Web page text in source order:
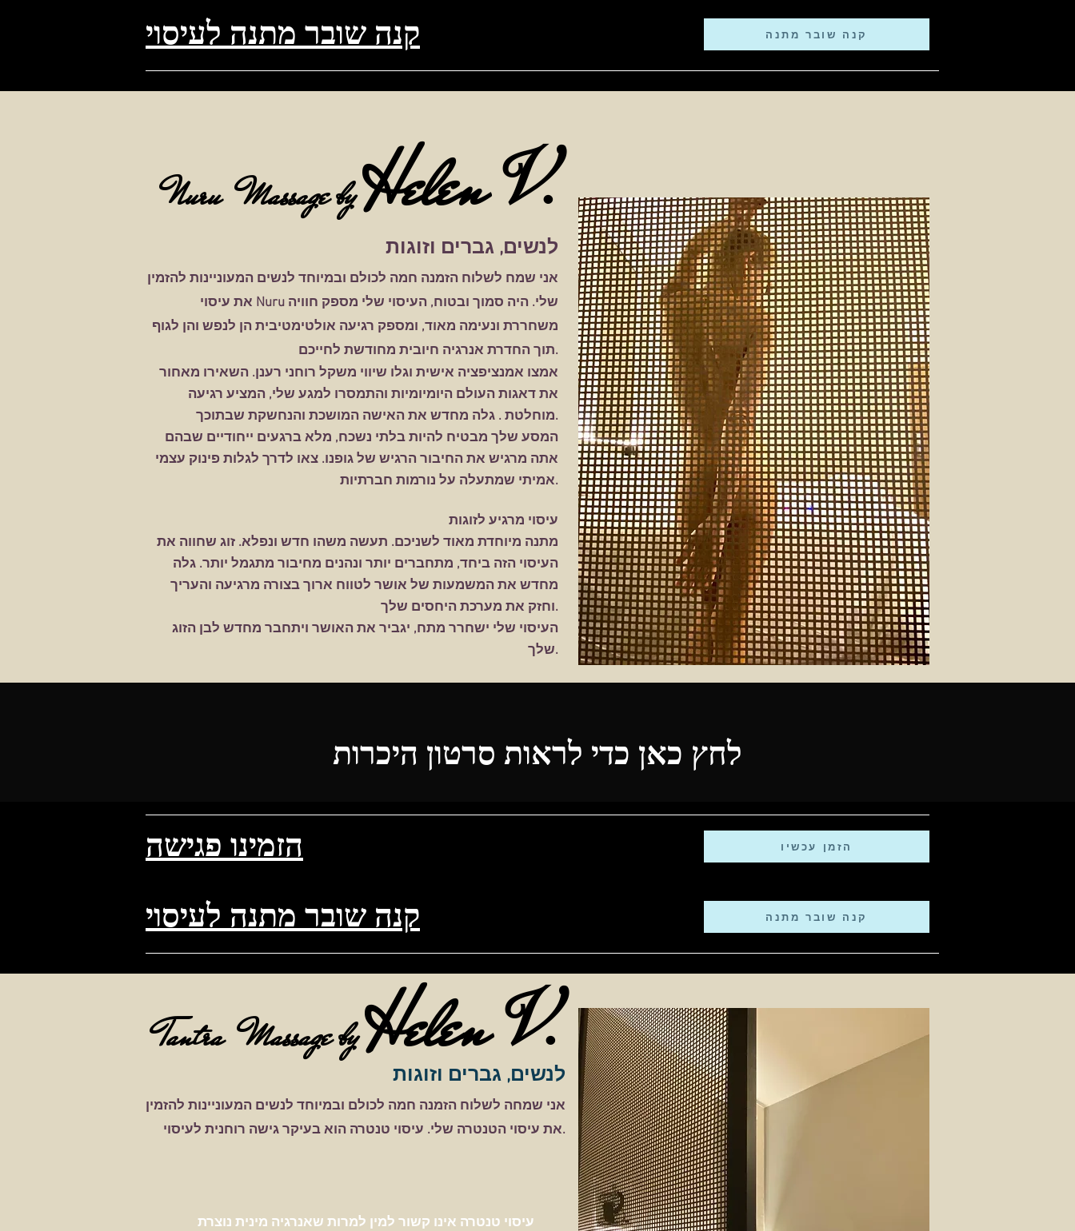
קנה שובר מתנה לעיסוי קנה שובר מתנה
Nuru Massage byHelenV.
לנשים, גברים וזוגות
אני שמח לשלוח הזמנה חמה לכולם ובמיוחד לנשים המעוניינות להזמין
את עיסוי Nuru שלי. היה סמוך ובטוח, העיסוי שלי מספק חוויה
משחררת ונעימה מאוד, ומספק רגיעה אולטימטיבית הן לנפש והן לגוף
תוך החדרת אנרגיה חיובית מחודשת לחייכם.
אמצו אמנציפציה אישית וגלו שיווי משקל רוחני רענן. השאירו מאחור
את דאגות העולם היומיומיות והתמסרו למגע שלי, המציע רגיעה
מוחלטת. גלה מחדש את האישה המושכת והנחשקת שבתוכך.
המסע שלך מבטיח להיות בלתי נשכח, מלא ברגעים ייחודיים שבהם
אתה מרגיש את החיבור הרגיש של גופנו. צאו לדרך לגלות פינוק עצמי
אמיתי שמתעלה על נורמות חברתיות.
עיסוי מרגיע לזוגות
מתנה מיוחדת מאוד לשניכם. תעשה משהו חדש ונפלא. זוג שחווה את
העיסוי הזה ביחד, מתחברים יותר ונהנים מחיבור מתגמל יותר. גלה
מחדש את המשמעות של אושר לטווח ארוך בצורה מרגיעה והעריך
וחזק את מערכת היחסים שלך.
העיסוי שלי ישחרר מתח, יגביר את האושר ויתחבר מחדש לבן הזוג
שלך.
לחץ כאן כדי לראות סרטון היכרות
הזמינו פגישה הזמן עכשיו
קנה שובר מתנה לעיסוי קנה שובר מתנה
Tantra Massage byHelenV.
לנשים, גברים וזוגות
אני שמחה לשלוח הזמנה חמה לכולם ובמיוחד לנשים המעוניינות להזמין
את עיסוי הטנטרה שלי.עיסוי טנטרה הוא בעיקר גישה רוחנית לעיסוי.
עיסוי טנטרה אינו קשור למין למרות שאנרגיה מינית נוצרת